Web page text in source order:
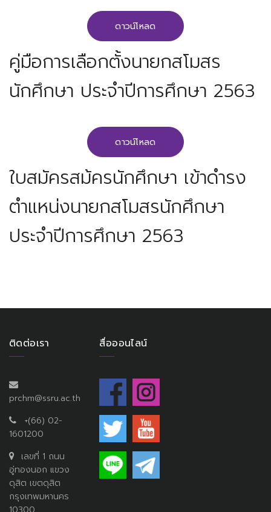
ดาวน์โหลด
คู่มือการเลือกตั้งนายกสโมสร
นักศึกษา ประจำปีการศึกษา 2563
ดาวน์โหลด
ใบสมัครสม้ครนักศึกษา เข้าดำรง
ตำแหน่งนายกสโมสรนักศึกษา
ประจำปีการศึกษา 2563
ติดต่อเรา
prchm@ssru.ac.th
+(66) 02-
1601200
เลขที่ 1 ถนน
อู่ทองนอก แขวง
ดุสิต เขตดุสิต
กรุงเทพมหานคร
สื่อออนไลน์